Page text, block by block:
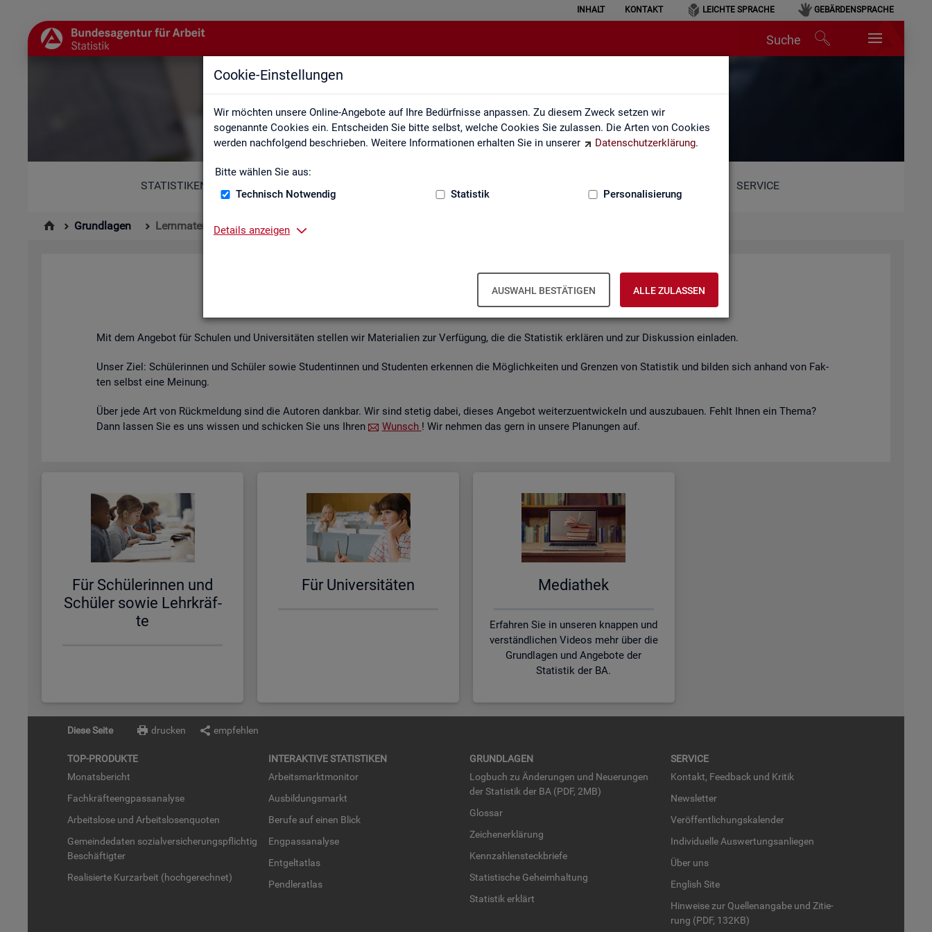
Cookie-Einstellungen
Wir möchten unsere Online-Angebote auf Ihre Bedürfnisse anpassen. Zu diesem Zweck setzen wir
sogenannte Cookies ein. Entscheiden Sie bitte selbst, welche Cookies Sie zulassen. Die Arten von Cookies
werden nachfolgend beschrieben. Weitere Informationen erhalten Sie in unserer
Datenschutzerklärung.
Bitte wählen Sie aus:
Technisch Notwendig
Statistik Personalisierung
Details anzeigen
AUSWAHL BESTÄTIGEN ALLE ZULASSEN
INHALT KONTAKT LEICHTE SPRACHE GEBÄRDENSPRACHE
Suche
Lernmaterialien
STATISTIKEN SERVICE
Grundlagen Lernmaterialien
Lern­ma­te­ria­li­en
An­ge­bo­te für Schu­len und Uni­ver­si­tä­ten
Mit dem An­ge­bot für Schu­len und Uni­ver­si­tä­ten stel­len wir Ma­te­ria­li­en zur Ver­fü­gung, die die Sta­tis­tik er­klä­ren und zur Dis­kus­si­on ein­la­den.
Unser Ziel: Schü­le­rin­nen und Schü­ler sowie Stu­den­tin­nen und Stu­den­ten er­ken­nen die Mög­lich­kei­ten und Gren­zen von Sta­tis­tik und bil­den sich an­hand von Fak­
ten selbst eine Mei­nung.
Über jede Art von Rück­mel­dung sind die Au­to­ren dank­bar. Wir sind ste­tig dabei, die­ses An­ge­bot wei­ter­zu­ent­wi­ckeln und aus­zu­bau­en. Fehlt Ihnen ein Thema?
Dann las­sen Sie es uns wis­sen und schi­cken Sie uns Ihren
Wunsch ! Wir neh­men das gern in un­se­re Pla­nun­gen auf.
Für Schü­le­rin­nen und
Schü­ler sowie Lehr­kräf­
te
Für Uni­ver­si­tä­ten Me­dia­thek
Erfahren Sie in unseren knappen und
verständlichen Videos mehr über die
Grundlagen und Angebote der
Statistik der BA.
Diese Seite drucken empfehlen
TOP-PRO­DUK­TE
Mo­nats­be­richt
Fach­kräf­te­eng­pass­ana­ly­se
Ar­beits­lo­se und Ar­beits­lo­sen­quo­ten
Ge­mein­de­da­ten so­zi­al­ver­si­che­rungs­pflich­tig
Be­schäf­tig­ter
Rea­li­sier­te Kurz­ar­beit (hoch­ge­rech­net)
IN­TER­AK­TI­VE STA­TIS­TI­KEN
Ar­beits­markt­mo­ni­tor
Aus­bil­dungs­markt
Be­ru­fe auf einen Blick
Eng­pass­ana­ly­se
Ent­gel­t­at­las
Pend­ler­at­las
GRUND­LA­GEN
Log­buch zu Än­de­run­gen und Neue­run­gen
der Sta­tis­tik der BA (PDF, 2MB)
Glos­sar
Zei­chen­er­klä­rung
Kenn­zah­len­steck­brie­fe
Sta­tis­ti­sche Ge­heim­hal­tung
Sta­tis­tik er­klärt
SER­VICE
Kon­takt, Feed­back und Kri­tik
News­let­ter
Ver­öf­fent­li­chungs­ka­len­der
In­di­vi­du­el­le Aus­wer­tungs­an­lie­gen
Über uns
English Site
Hin­wei­se zur Quel­len­an­ga­be und Zi­tie­
rung (PDF, 132KB)